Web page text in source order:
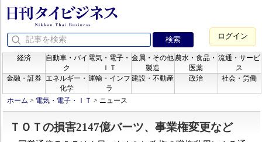
ログイン
経済
自動車・バイ
ク
電気・電子・
ＩＴ
金属・その他
製造
農水・食品・
医薬
流通・サービ
ス
金融・証券
エネルギー・
化学
運輸・インフ
ラ
建設・不動産 政治 社会・労働
ホーム > 電気・電子・ＩＴ > ニュース
ＴＯＴの損害2147億バーツ、事業権変更など